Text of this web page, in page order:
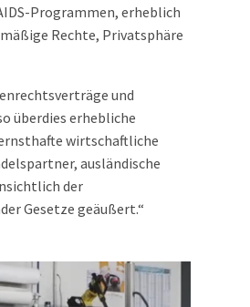
Programmen, erheblich
Rechte, Privatsphäre
und
überdies erhebliche
wirtschaftliche
ausländische
der
Gesetze geäußert.“